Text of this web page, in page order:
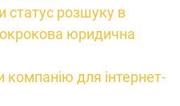
статус розшуку в
юридична
компанію для інтернет-